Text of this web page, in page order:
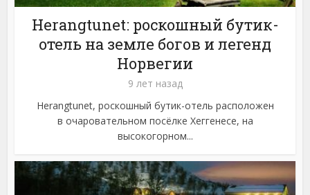
Herangtunet: роскошный бутик-
отель на земле богов и легенд
Норвегии
9 лет назад
Herangtunet, роскошный бутик-отель расположен
в очаровательном посёлке Хеггенесе, на
высокогорном...